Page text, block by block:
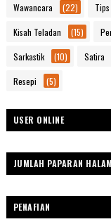
Wawancara (22)
Kisah Teladan (15)
Sarkastik (10) Satira
Resepi (5)
USER ONLINE
JUMLAH PAPARAN
PENAFIAN